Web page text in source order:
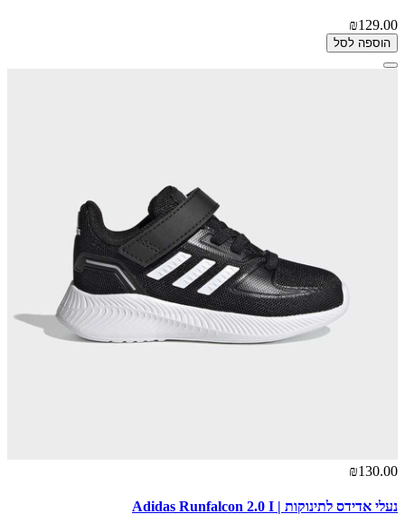
₪129.00
הוספה לסל
₪130.00
נעלי אדידס לתינוקות | Adidas Runfalcon 2.0 I